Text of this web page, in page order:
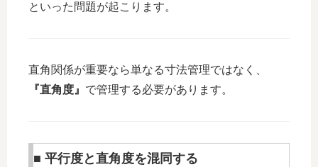
といった問題が起こります。
直角関係が重要なら単なる寸法管理ではなく、
『直角度』 で管理する必要があります。
■ 平行度と直角度を混同する